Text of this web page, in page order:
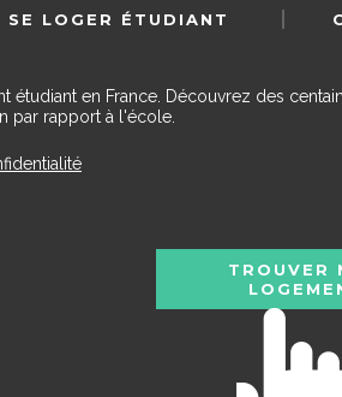
SE LOGER ÉTUDIANT
étudiant en France. Découvrez des
par rapport à l'école.
TROUVER